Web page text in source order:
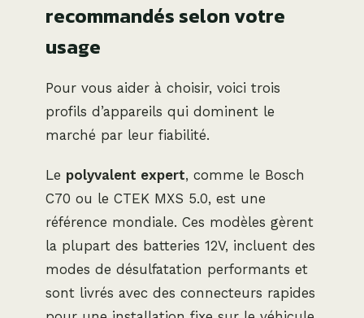
recommandés selon votre
usage
Pour vous aider à choisir, voici trois
profils d’appareils qui dominent le
marché par leur fiabilité.
Le polyvalent expert, comme le Bosch
C70 ou le CTEK MXS 5.0, est une
référence mondiale. Ces modèles gèrent
la plupart des batteries 12V, incluent des
modes de désulfatation performants et
sont livrés avec des connecteurs rapides